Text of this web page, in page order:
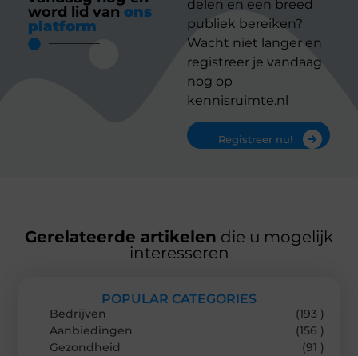
word lid van ons
platform
delen en een breed
publiek bereiken?
Wacht niet langer en
registreer je vandaag
nog op
kennisruimte.nl
Registreer nu!
Gerelateerde artikelen die u mogelijk
interesseren
POPULAR CATEGORIES
Bedrijven
(193 )
Aanbiedingen
(156 )
Gezondheid
(91 )